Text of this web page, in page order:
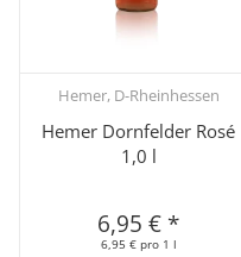
Hemer, D-Rheinhessen
Hemer Dornfelder Rosé
1,0 l
6,95 € *
6,95 € pro 1 l